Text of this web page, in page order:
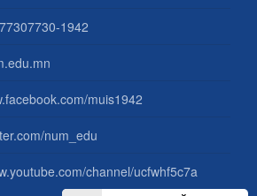
1942
muis1942
num_edu
channel/ucfwhf5c7a